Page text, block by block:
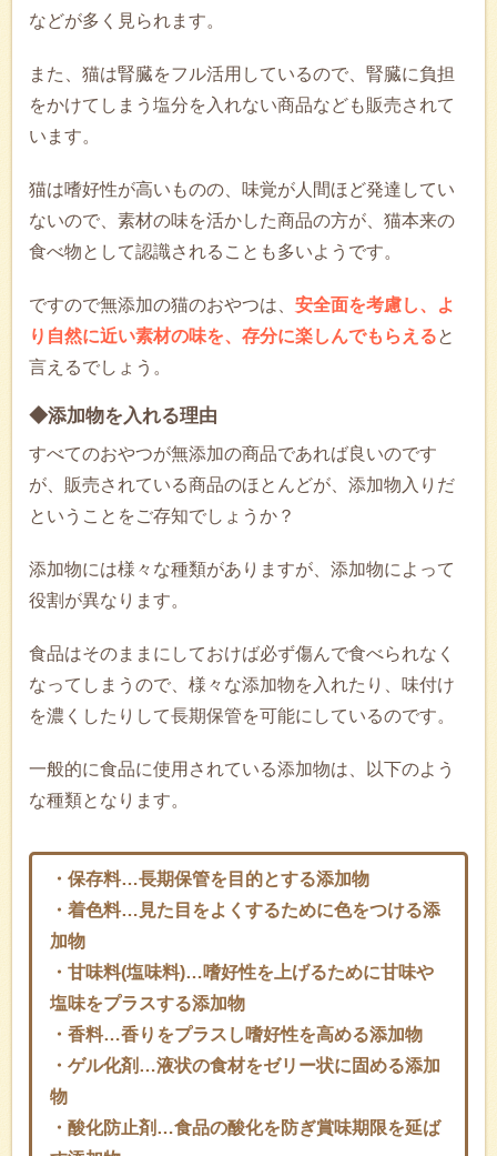
などが多く見られます。
また、猫は腎臓をフル活用しているので、腎臓に負担
をかけてしまう塩分を入れない商品なども販売されて
います。
猫は嗜好性が高いものの、味覚が人間ほど発達してい
ないので、素材の味を活かした商品の方が、猫本来の
食べ物として認識されることも多いようです。
ですので無添加の猫のおやつは、 安全面を考慮し、よ
り自然に近い素材の味を、存分に楽しんでもらえると
言えるでしょう。
◆添加物を入れる理由
すべてのおやつが無添加の商品であれば良いのです
が、販売されている商品のほとんどが、添加物入りだ
ということをご存知でしょうか？
添加物には様々な種類がありますが、添加物によって
役割が異なります。
食品はそのままにしておけば必ず傷んで食べられなく
なってしまうので、様々な添加物を入れたり、味付け
を濃くしたりして長期保管を可能にしているのです。
一般的に食品に使用されている添加物は、以下のよう
な種類となります。
・保存料…長期保管を目的とする添加物
・着色料…見た目をよくするために色をつける添
加物
・甘味料(塩味料)…嗜好性を上げるために甘味や
塩味をプラスする添加物
・香料…香りをプラスし嗜好性を高める添加物
・ゲル化剤…液状の食材をゼリー状に固める添加
物
・酸化防止剤…食品の酸化を防ぎ賞味期限を延ば